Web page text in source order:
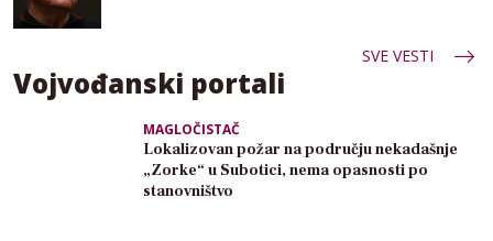
SVE VESTI
Vojvođanski portali
MAGLOČISTAČ
Lokalizovan požar na području nekadašnje
„Zorke“ u Subotici, nema opasnosti po
stanovništvo